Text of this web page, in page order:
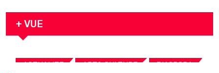
arrestation
+ VUE
ACTUALITE ART& CULTURE DIASPORA